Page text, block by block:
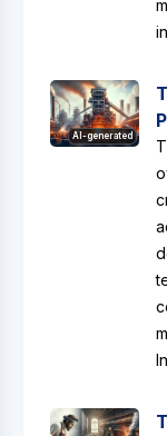
AI-generated